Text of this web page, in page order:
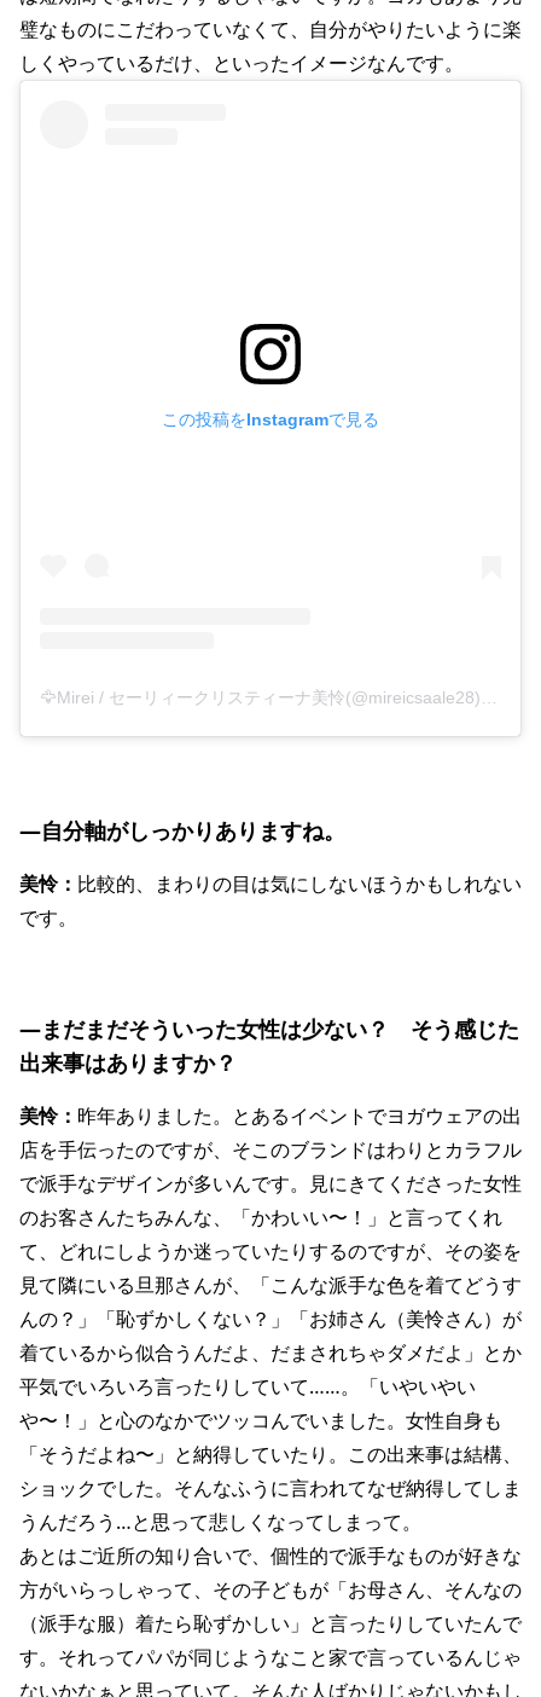
璧なものにこだわっていなくて、自分がやりたいように楽
しくやっているだけ、といったイメージなんです。
この投稿をInstagramで見る
―自分軸がしっかりありますね。
美怜： 比較的、まわりの目は気にしないほうかもしれない
です。
―まだまだそういった女性は少ない？ そう感じた
出来事はありますか？
美怜： 昨年ありました。とあるイベントでヨガウェアの出
店を手伝ったのですが、そこのブランドはわりとカラフル
で派手なデザインが多いんです。見にきてくださった女性
のお客さんたちみんな、「かわいい〜！」と言ってくれ
て、どれにしようか迷っていたりするのですが、その姿を
見て隣にいる旦那さんが、「こんな派手な色を着てどうす
んの？」「恥ずかしくない？」「お姉さん（美怜さん）が
着ているから似合うんだよ、だまされちゃダメだよ」とか
平気でいろいろ言ったりしていて……。「いやいやい
や〜！」と心のなかでツッコんでいました。女性自身も
「そうだよね〜」と納得していたり。この出来事は結構、
ショックでした。そんなふうに言われてなぜ納得してしま
うんだろう…と思って悲しくなってしまって。
あとはご近所の知り合いで、個性的で派手なものが好きな
方がいらっしゃって、その子どもが「お母さん、そんなの
（派手な服）着たら恥ずかしい」と言ったりしていたんで
す。それってパパが同じようなこと家で言っているんじゃ
ないかなぁと思っていて。そんな人ばかりじゃないかもし